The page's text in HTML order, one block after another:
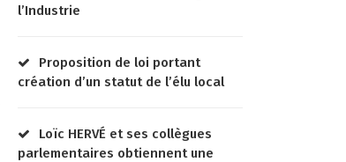
l’Industrie
Proposition de loi portant
création d’un statut de l’élu local
Loïc HERVÉ et ses collègues
parlementaires obtiennent une